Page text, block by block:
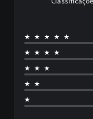
★★★★★
★★★★
★★★
★★
★